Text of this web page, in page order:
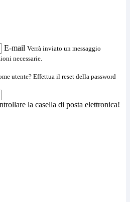
E-mail Verrà inviato un messaggio
necessarie.
utente? Effettua il reset della password
la casella di posta elettronica!